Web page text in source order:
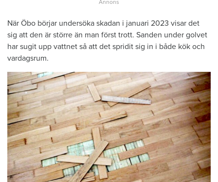
När Öbo börjar undersöka skadan i januari 2023 visar det
sig att den är större än man först trott. Sanden under golvet
har sugit upp vattnet så att det spridit sig in i både kök och
vardagsrum.